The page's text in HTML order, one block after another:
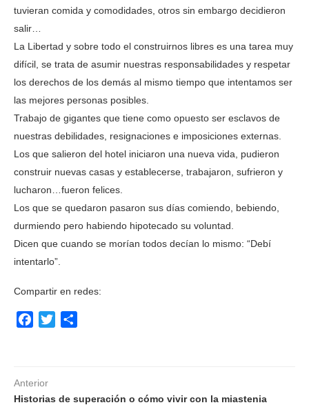
tuvieran comida y comodidades, otros sin embargo decidieron
salir…
La Libertad y sobre todo el construirnos libres es una tarea muy
difícil, se trata de asumir nuestras responsabilidades y respetar
los derechos de los demás al mismo tiempo que intentamos ser
las mejores personas posibles.
Trabajo de gigantes que tiene como opuesto ser esclavos de
nuestras debilidades, resignaciones e imposiciones externas.
Los que salieron del hotel iniciaron una nueva vida, pudieron
construir nuevas casas y establecerse, trabajaron, sufrieron y
lucharon…fueron felices.
Los que se quedaron pasaron sus días comiendo, bebiendo,
durmiendo pero habiendo hipotecado su voluntad.
Dicen que cuando se morían todos decían lo mismo: “Debí
intentarlo”.
Compartir en redes:
Facebook
Twitter
Anterior
Historias de superación o cómo vivir con la miastenia